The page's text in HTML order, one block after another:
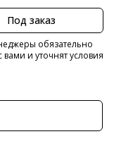
Под заказ
обязательно
вами и уточнят условия